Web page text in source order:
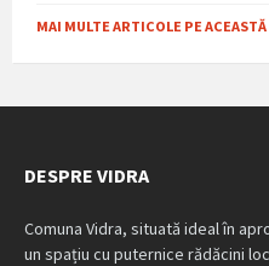
MAI MULTE ARTICOLE PE
DESPRE VIDRA
Comuna Vidra, situată ideal în
un spațiu cu puternice rădăcini